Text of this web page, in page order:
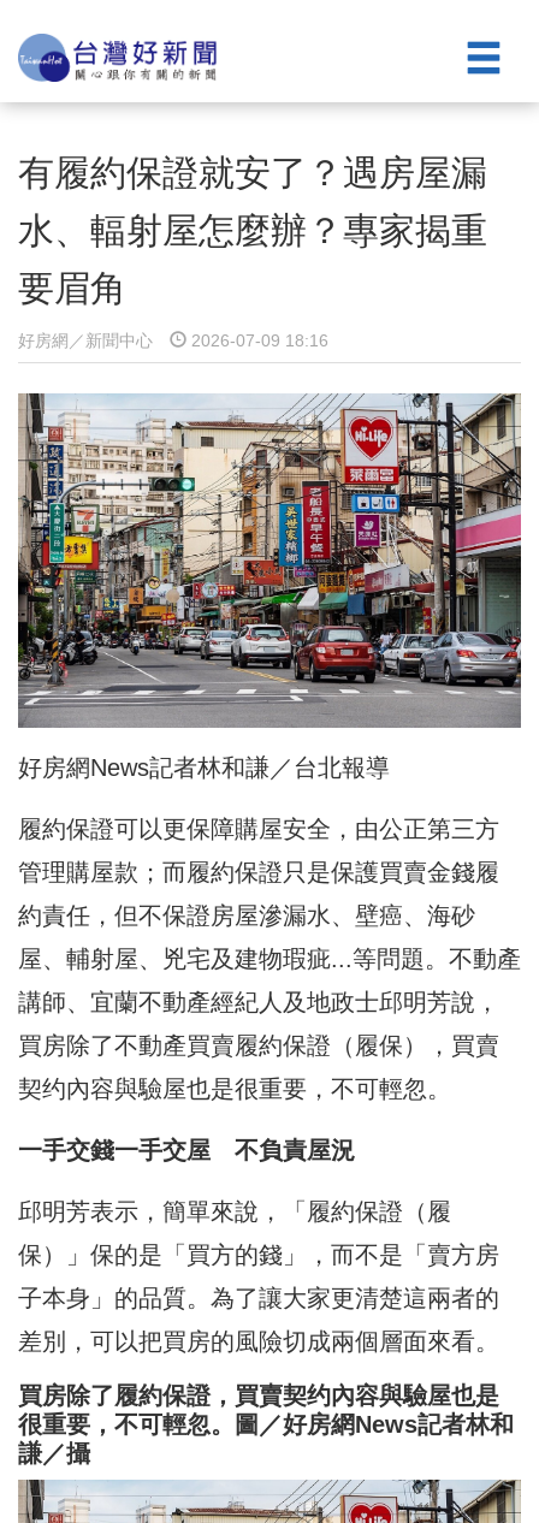
有履約保證就安了？遇房屋漏
水、輻射屋怎麼辦？專家揭重
要眉角
好房網／新聞中心 2026-07-09 18:16
好房網News記者林和謙／台北報導
履約保證可以更保障購屋安全，由公正第三方
管理購屋款；而履約保證只是保護買賣金錢履
約責任，但不保證房屋滲漏水、壁癌、海砂
屋、輔射屋、兇宅及建物瑕疵...等問題。不動產
講師、宜蘭不動產經紀人及地政士邱明芳說，
買房除了不動產買賣履約保證（履保），買賣
契约內容與驗屋也是很重要，不可輕忽。
一手交錢一手交屋 不負責屋況
邱明芳表示，​簡單來說，「履約保證（履
保）」保的是「買方的錢」，而不是「賣方房
子本身」的品質。​為了讓大家更清楚這兩者的
差別，可以把買房的風險切成兩個層面來看。
買房除了履約保證，買賣契约內容與驗屋也是
很重要，不可輕忽。圖／好房網News記者林和
謙／攝